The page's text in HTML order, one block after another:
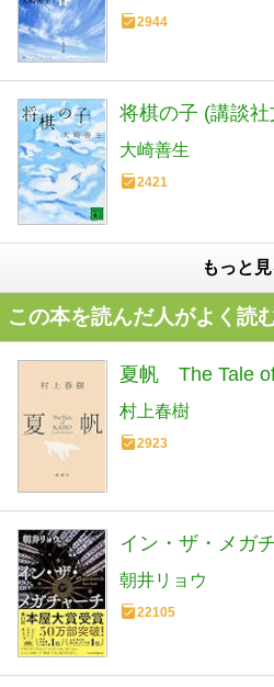
2944
将棋の子 (講談
大崎善生
2421
もっと
この本を読んだ人がよく読
夏帆 The Tale
村上春樹
2923
イン・ザ・メガ
朝井リョウ
22105